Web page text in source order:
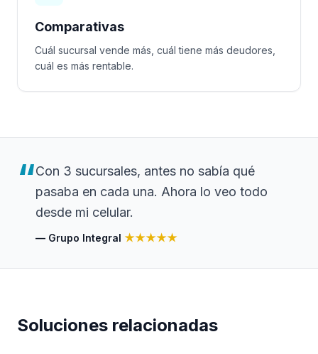
Comparativas
Cuál sucursal vende más, cuál tiene más deudores,
cuál es más rentable.
“Con 3 sucursales, antes no sabía qué
pasaba en cada una. Ahora lo veo todo
desde mi celular.
— Grupo Integral ★★★★★
Soluciones relacionadas